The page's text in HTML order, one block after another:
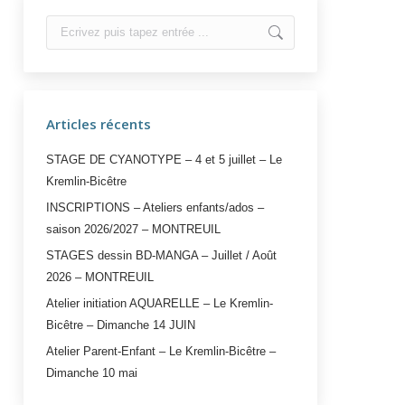
Search:
Articles récents
STAGE DE CYANOTYPE – 4 et 5 juillet – Le
Kremlin-Bicêtre
INSCRIPTIONS – Ateliers enfants/ados –
saison 2026/2027 – MONTREUIL
STAGES dessin BD-MANGA – Juillet / Août
2026 – MONTREUIL
Atelier initiation AQUARELLE – Le Kremlin-
Bicêtre – Dimanche 14 JUIN
Atelier Parent-Enfant – Le Kremlin-Bicêtre –
Dimanche 10 mai